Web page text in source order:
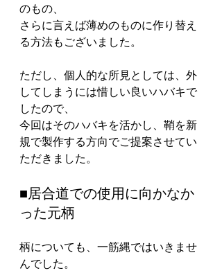
のもの、
さらに言えば薄めのものに作り替え
る方法もございました。
ただし、個人的な所見としては、外
してしまうには惜しい良いハバキで
したので、
今回はそのハバキを活かし、鞘を新
規で製作する方向でご提案させてい
ただきました。
■居合道での使用に向かなか
った元柄
柄についても、一筋縄ではいきませ
んでした。